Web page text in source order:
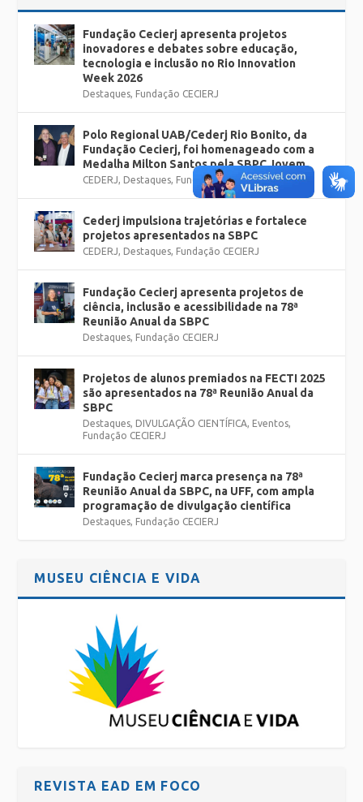
Fundação Cecierj apresenta projetos
inovadores e debates sobre educação,
tecnologia e inclusão no Rio Innovation
Week 2026
Destaques, Fundação CECIERJ
Polo Regional UAB/Cederj Rio Bonito, da
Fundação Cecierj, foi homenageado com a
Medalha Milton Santos pela SBPC Jovem
CEDERJ, Destaques, Fundação CECIERJ
Cederj impulsiona trajetórias e fortalece
projetos apresentados na SBPC
CEDERJ, Destaques, Fundação CECIERJ
Fundação Cecierj apresenta projetos de
ciência, inclusão e acessibilidade na 78ª
Reunião Anual da SBPC
Destaques, Fundação CECIERJ
Projetos de alunos premiados na FECTI 2025
são apresentados na 78ª Reunião Anual da
SBPC
Destaques, DIVULGAÇÃO CIENTÍFICA, Eventos,
Fundação CECIERJ
Fundação Cecierj marca presença na 78ª
Reunião Anual da SBPC, na UFF, com ampla
programação de divulgação científica
Destaques, Fundação CECIERJ
MUSEU CIÊNCIA E VIDA
REVISTA EAD EM FOCO